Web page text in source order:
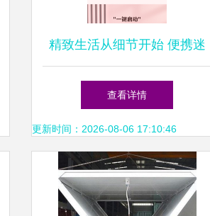
精致生活从细节开始 便携迷
你折叠洗衣机的“潮”级体验
查看详情
更新时间：2026-08-06 17:10:46